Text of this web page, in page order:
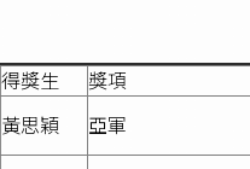
得獎生
獎項
黃思穎
亞軍